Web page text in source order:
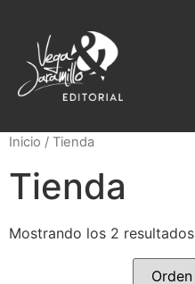
Inicio / Tienda
Tienda
Mostrando los 2 resultados